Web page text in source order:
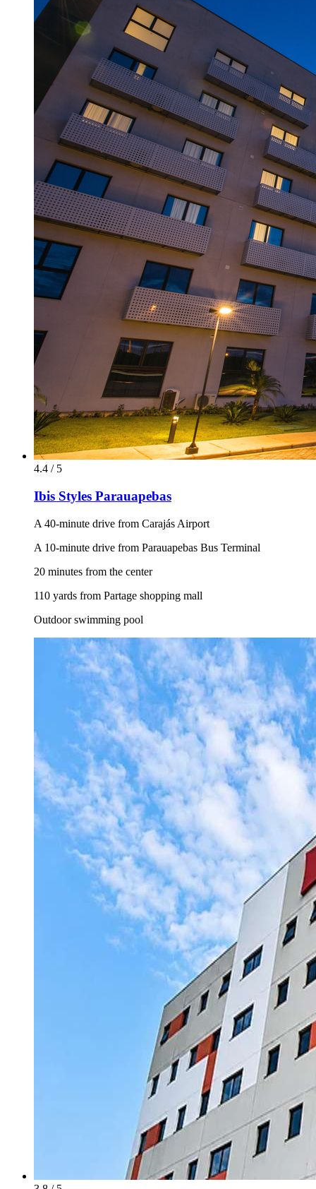
4.4 / 5
Ibis Styles Parauapebas
A 40-minute drive from Carajás Airport
A 10-minute drive from Parauapebas Bus Terminal
20 minutes from the center
110 yards from Partage shopping mall
Outdoor swimming pool